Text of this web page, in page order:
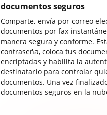
documentos seguros
Comparte, envía por correo
documentos por fax
manera segura y conforme.
contraseña, coloca tus
encriptadas y habilita la
destinatario para controlar
documentos. Una vez
documentos seguros en la